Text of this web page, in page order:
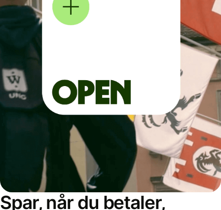
Spar, når du betaler,